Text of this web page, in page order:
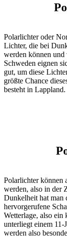
Polarlichter oder
Lichter, die bei
werden können
Schweden eignen
gut, um diese
größte Chance
besteht in Lappland.
Polarlichter können
werden, also in der
Dunkelheit hat man
hervorgerufene
Wetterlage, also
unterliegt einem 11-
werden also